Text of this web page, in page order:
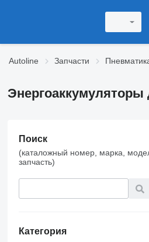
Autoline Запчасти
Поиск
(каталожный номер, марка,
запчасть)
Категория